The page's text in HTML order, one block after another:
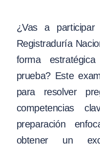
¿Vas a
Registraduría
forma
prueba? Este
para resolver
competencias
preparación
obtener un